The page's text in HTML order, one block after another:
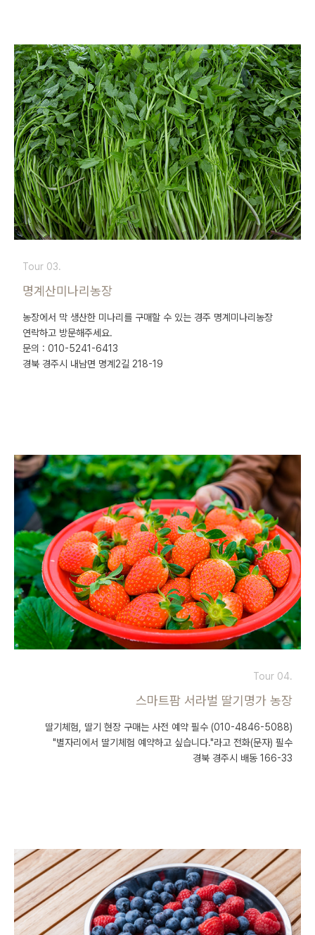
Tour 03.
명계산미나리농장
농장에서 막 생산한 미나리를 구매할 수 있는 경주 명계미나리농장
연락하고 방문해주세요.
문의 : 010-5241-6413
경북 경주시 내남면 명계2길 218-19
Tour 04.
스마트팜 서라벌 딸기명가 농장
딸기체험, 딸기 현장 구매는 사전 예약 필수 (010-4846-5088)
"별자리에서 딸기체험 예약하고 싶습니다."라고 전화(문자) 필수
경북 경주시 배동 166-33